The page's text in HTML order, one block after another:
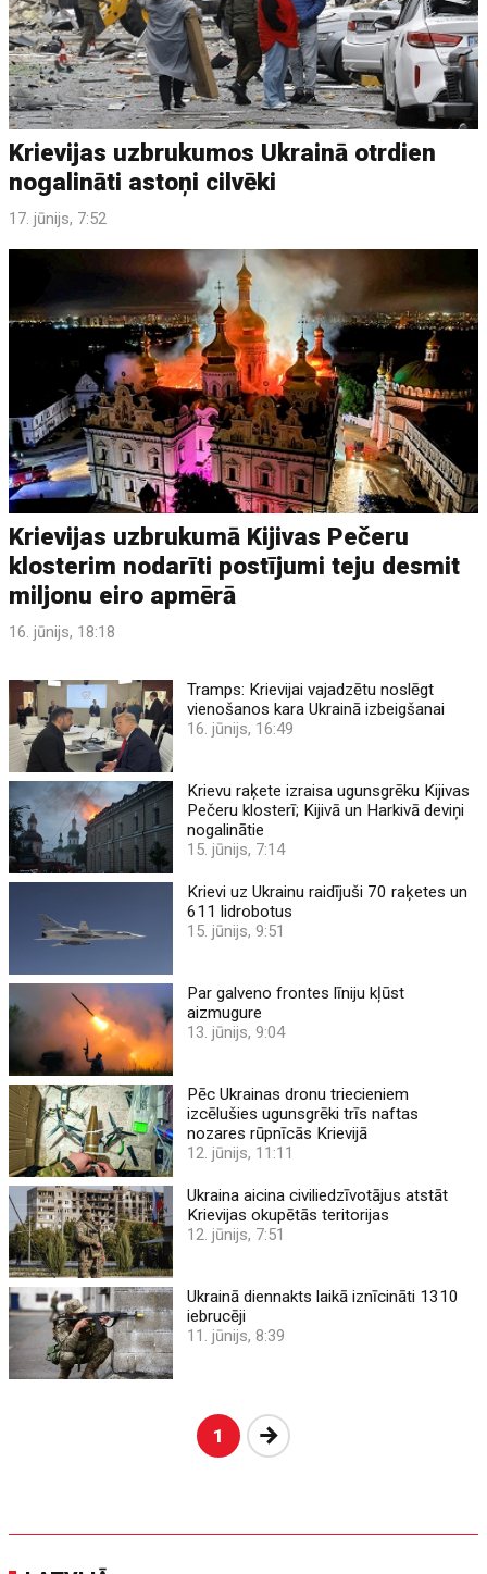
Krievijas uzbrukumos Ukrainā otrdien
nogalināti astoņi cilvēki
17. jūnijs, 7:52
Krievijas uzbrukumā Kijivas Pečeru
klosterim nodarīti postījumi teju desmit
miljonu eiro apmērā
16. jūnijs, 18:18
Tramps: Krievijai vajadzētu noslēgt
vienošanos kara Ukrainā izbeigšanai
16. jūnijs, 16:49
Krievu raķete izraisa ugunsgrēku Kijivas
Pečeru klosterī; Kijivā un Harkivā deviņi
nogalinātie
15. jūnijs, 7:14
Krievi uz Ukrainu raidījuši 70 raķetes un
611 lidrobotus
15. jūnijs, 9:51
Par galveno frontes līniju kļūst
aizmugure
13. jūnijs, 9:04
Pēc Ukrainas dronu triecieniem
izcēlušies ugunsgrēki trīs naftas
nozares rūpnīcās Krievijā
12. jūnijs, 11:11
Ukraina aicina civiliedzīvotājus atstāt
Krievijas okupētās teritorijas
12. jūnijs, 7:51
Ukrainā diennakts laikā iznīcināti 1310
iebrucēji
11. jūnijs, 8:39
1 Nākošā